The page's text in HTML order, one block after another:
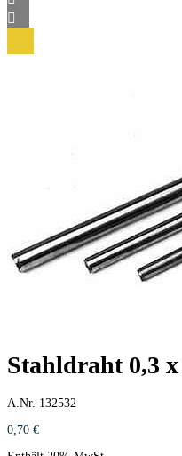
Stahldraht 0,3 x
A.Nr. 132532
0,70 €